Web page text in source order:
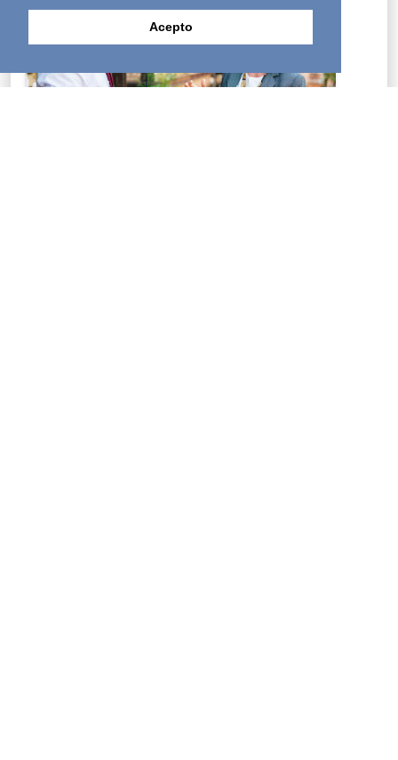
Acepto